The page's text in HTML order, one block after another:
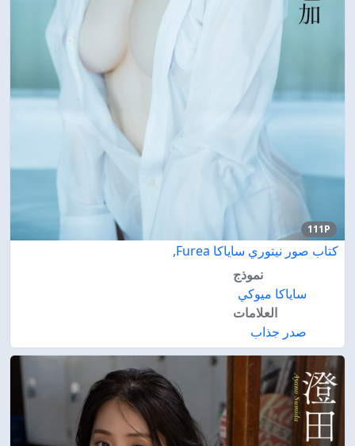
111P
كتاب صور نيتوري ساياكا Furea,
نموذج
ساياكا ميوكي
العلامات
صدر جذاب